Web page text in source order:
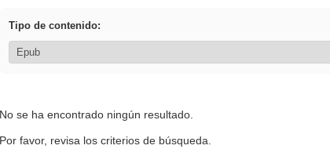
Tipo de contenido:
No se ha encontrado ningún resultado.
Por favor, revisa los criterios de búsqueda.